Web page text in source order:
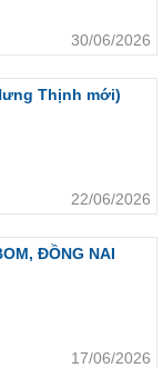
30/06/2026
Thịnh mới)
22/06/2026
ĐỒNG NAI
17/06/2026